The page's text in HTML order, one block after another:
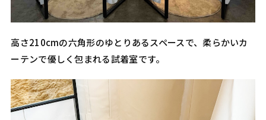
高さ210cmの六角形のゆとりあるスペースで、柔らかいカ
ーテンで優しく包まれる試着室です。